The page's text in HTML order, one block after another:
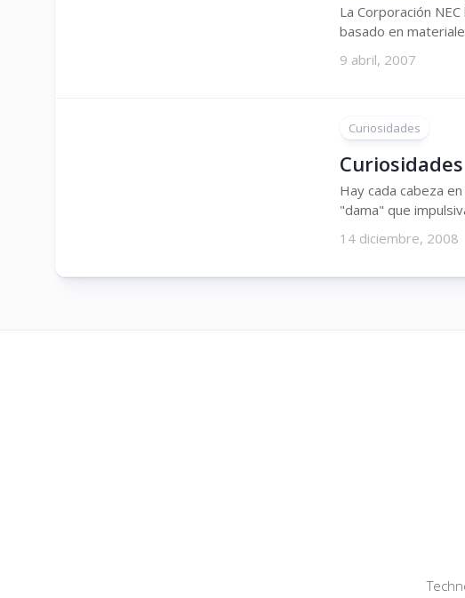
La Corporación
basado en
9 abril, 2007
Curiosidades
Hay cada cabeza
"dama" que
14 diciembre, 2008